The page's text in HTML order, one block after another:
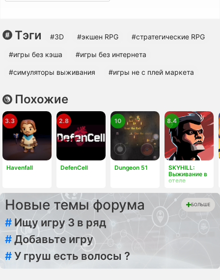
Тэги #3D #экшен RPG #cтратегические RPG
#игры без кэша #игры без интернета
#симуляторы выживания #игры не с плей маркета
Похожие
Havenfall
3.3
DefenCell
2.8
Dungeon 51
10
SKYHILL:
Выживание в
отеле
8.4
Новые темы форума БОЛЬШЕ
# Ищу игру 3 в ряд
#Добавьте игру
#У груш есть волосы ?